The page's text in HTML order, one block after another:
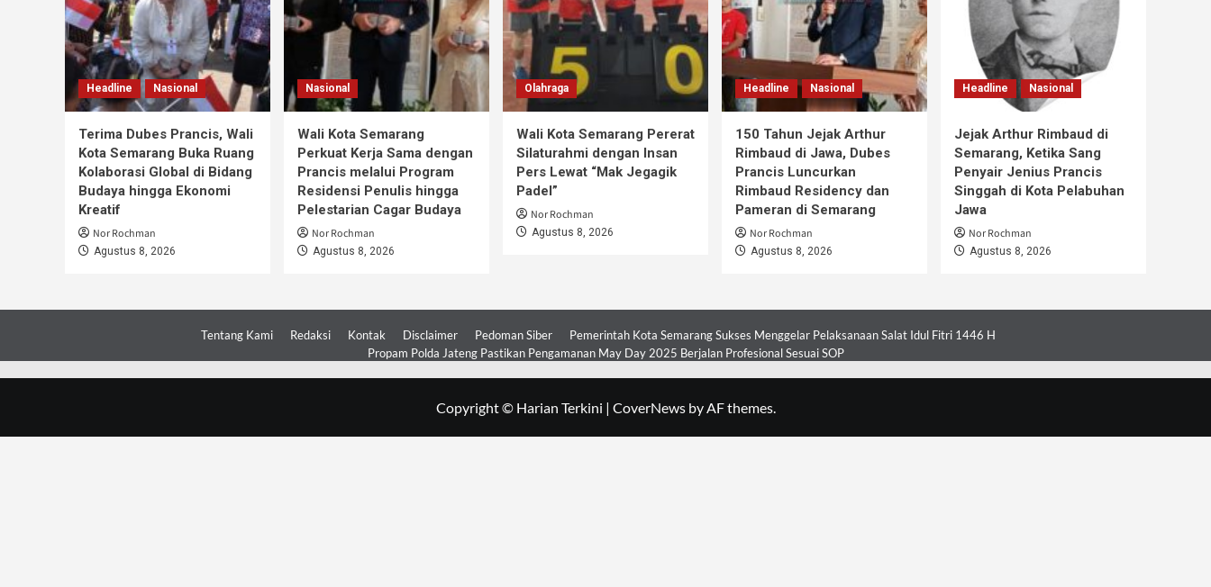
Headline Nasional
Terima Dubes Prancis, Wali
Kota Semarang Buka Ruang
Kolaborasi Global di Bidang
Budaya hingga Ekonomi
Kreatif
Nor Rochman
Agustus 8, 2026
Nasional
Wali Kota Semarang
Perkuat Kerja Sama dengan
Prancis melalui Program
Residensi Penulis hingga
Pelestarian Cagar Budaya
Nor Rochman
Agustus 8, 2026
Olahraga
Wali Kota Semarang Pererat
Silaturahmi dengan Insan
Pers Lewat “Mak Jegagik
Padel”
Nor Rochman
Agustus 8, 2026
Headline Nasional
150 Tahun Jejak Arthur
Rimbaud di Jawa, Dubes
Prancis Luncurkan
Rimbaud Residency dan
Pameran di Semarang
Nor Rochman
Agustus 8, 2026
Headline Nasional
Jejak Arthur Rimbaud di
Semarang, Ketika Sang
Penyair Jenius Prancis
Singgah di Kota Pelabuhan
Jawa
Nor Rochman
Agustus 8, 2026
Tentang Kami Redaksi Kontak Disclaimer Pedoman Siber
Pemerintah Kota Semarang Sukses Menggelar Pelaksanaan Salat Idul Fitri 1446 H
Propam Polda Jateng Pastikan Pengamanan May Day 2025 Berjalan Profesional Sesuai SOP
Copyright © Harian Terkini | CoverNewsby AF themes.